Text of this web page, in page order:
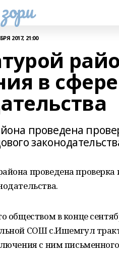
2017, 21:00
в
проведена
проведена
обществом в конце
СОШ с.Ишемгул
с ним